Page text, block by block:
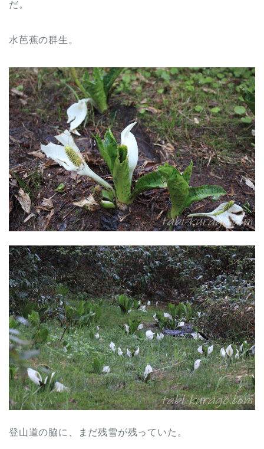
だ。
水芭蕉の群生。
登山道の脇に、まだ残雪が残っていた。